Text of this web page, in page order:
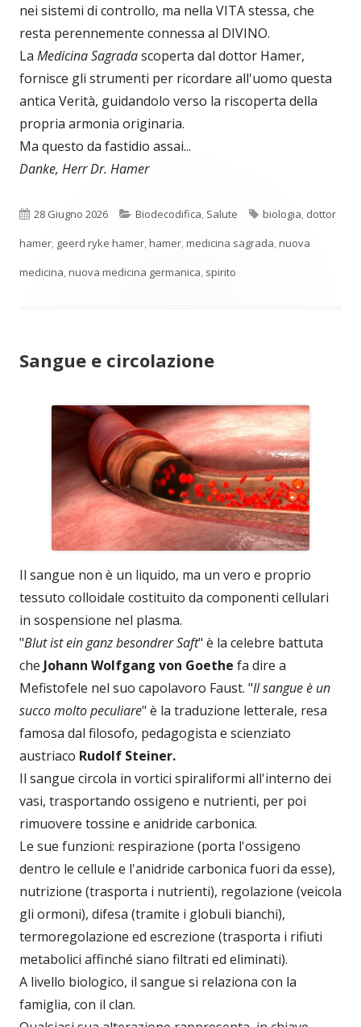
nei sistemi di controllo, ma nella VITA stessa, che
resta perennemente connessa al DIVINO.
La Medicina Sagradascoperta dal dottor Hamer,
fornisce gli strumenti per ricordare all'uomo questa
antica Verità, guidandolo verso la riscoperta della
propria armonia originaria.
Ma questo da fastidio assai...
Danke, Herr Dr. Hamer
Pubblicato
28 Giugno 2026 Categorie
Biodecodifica Salute Tag
biologia dottor
hamer geerd ryke hamer hamer medicina sagrada nuova
medicina nuova medicina germanica spirito
Sangue e circolazione
Il sangue non è un liquido, ma un vero e proprio
tessuto colloidale costituito da componenti cellulari
in sospensione nel plasma.
"Blut ist ein ganz besondrer Saft" è la celebre battuta
che Johann Wolfgang von Goethe fa dire a
Mefistofele nel suo capolavoro Faust. "Il sangue è un
succo molto peculiare" è la traduzione letterale, resa
famosa dal filosofo, pedagogista e scienziato
austriaco Rudolf Steiner.
Il sangue circola in vortici spiraliformi all'interno dei
vasi, trasportando ossigeno e nutrienti, per poi
rimuovere tossine e anidride carbonica.
Le sue funzioni: respirazione (porta l'ossigeno
dentro le cellule e l'anidride carbonica fuori da esse),
nutrizione (trasporta i nutrienti), regolazione (veicola
gli ormoni), difesa (tramite i globuli bianchi),
termoregolazione ed escrezione (trasporta i rifiuti
metabolici affinché siano filtrati ed eliminati).
A livello biologico, il sangue si relaziona con la
famiglia, con il clan.